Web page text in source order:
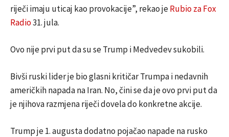
riječi imaju uticaj kao provokacije”, rekao jeRubio za Fox
Radio31. jula.
Ovo nije prvi put da su se Trump i Medvedev sukobili.
Bivši ruski lider je bio glasni kritičar Trumpa i nedavnih
američkih napada na Iran. No, čini se da je ovo prvi put da
je njihova razmjena riječi dovela do konkretne akcije.
Trump je 1. augusta dodatno pojačao napade na rusko